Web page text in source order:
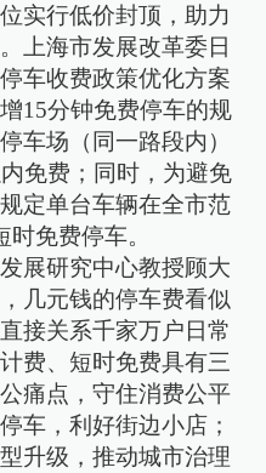
实行低价封顶，助力
上海市发展改革委日
车收费政策优化方案
15分钟免费停车的规
场（同一路段内）
免费；同时，为避免
定单台车辆在全市范
免费停车。
展研究中心教授顾大
几元钱的停车费看似
接关系千家万户日常
费、短时免费具有三
痛点，守住消费公平
车，利好街边小店；
升级，推动城市治理